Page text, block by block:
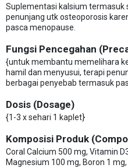
Suplementasi kalsium termasuk
penunjang utk osteoporosis
pasca menopause.
Fungsi Pencegahan
{untuk membantu memelihara
hamil dan menyusui, terapi
berbagai penyebab termasuk
Dosis (Dosage)
{1-3 x sehari 1 kaplet}
Komposisi Produk
Coral Calcium 500 mg, Vitamin
Magnesium 100 mg, Boron 1